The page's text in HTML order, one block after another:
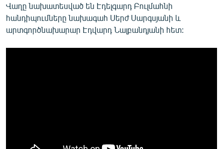
Վաղը նախատեսված են Էդելգարդ Բուլմահնի
հանդիպումները նախագահ Սերժ Սարգսյանի և
արտգործնախարար Էդվարդ Նալբանդյանի հետ: